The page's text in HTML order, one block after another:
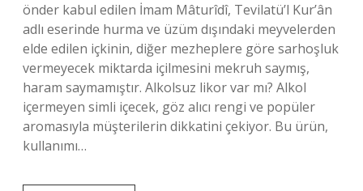
önder kabul edilen İmam Mâturîdî, Tevilatü’l Kur’ân
adlı eserinde hurma ve üzüm dışındaki meyvelerden
elde edilen içkinin, diğer mezheplere göre sarhoşluk
vermeyecek miktarda içilmesini mekruh saymış,
haram saymamıştır. Alkolsuz likor var mı? Alkol
içermeyen simli içecek, göz alıcı rengi ve popüler
aromasıyla müşterilerin dikkatini çekiyor. Bu ürün,
kullanımı…